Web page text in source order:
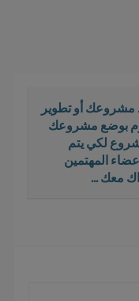
n
أو تطوير
بوضع مشروعك
لكي يتم
المهتمين
معك ...